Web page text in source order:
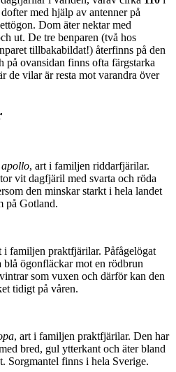
med hjälp av antenner på
Dom äter nektar med
ut. De tre benparen (två hos
tillbakabildat!) återfinns på den
på ovansidan finns ofta färgstarka
de vilar är resta mot varandra över
apollo, art i familjen riddarfjärilar.
vit dagfjäril med svarta och röda
den minskar starkt i hela landet
på Gotland.
i familjen praktfjärilar. Påfågelögat
blå ögonfläckar mot en rödbrun
som vuxen och därför kan den
tidigt på våren.
, art i familjen praktfjärilar. Den har
bred, gul ytterkant och äter bland
Sorgmantel finns i hela Sverige.